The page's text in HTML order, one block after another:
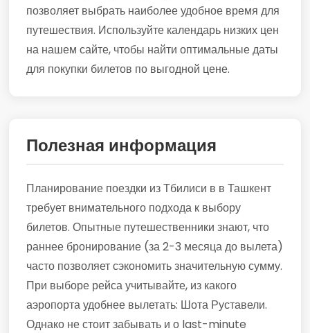
позволяет выбрать наиболее удобное время для
путешествия. Используйте календарь низких цен
на нашем сайте, чтобы найти оптимальные даты
для покупки билетов по выгодной цене.
Полезная информация
Планирование поездки из Тбилиси в в Ташкент
требует внимательного подхода к выбору
билетов. Опытные путешественники знают, что
раннее бронирование (за 2-3 месяца до вылета)
часто позволяет сэкономить значительную сумму.
При выборе рейса учитывайте, из какого
аэропорта удобнее вылетать: Шота Руставели.
Однако не стоит забывать и о last-minute